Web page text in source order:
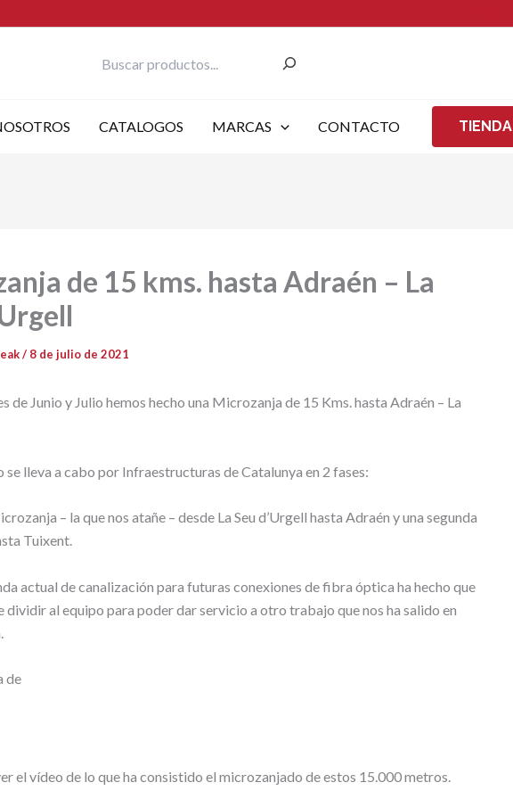
CATALOGOS MARCAS CONTACTO TIENDA
de 15 kms. hasta Adraén – La
/ 8 de julio de 2021
de Junio y Julio hemos hecho una Microzanja de 15 Kms. hasta Adraén – La
se lleva a cabo por Infraestructuras de Catalunya en 2 fases:
– la que nos atañe – desde La Seu d’Urgell hasta Adraén y una segunda
Tuixent.
actual de canalización para futuras conexiones de fibra óptica ha hecho que
dividir al equipo para poder dar servicio a otro trabajo que nos ha salido en
el vídeo de lo que ha consistido el microzanjado de estos 15.000 metros.